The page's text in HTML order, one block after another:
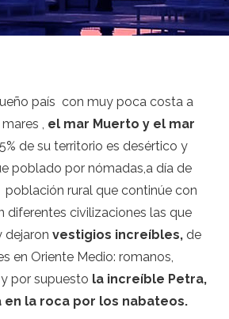
país con muy poca costa a
, el mar Muerto y el mar
de su territorio es desértico y
poblado por nómadas,a día de
rural que continúe con
diferentes civilizaciones las que
dejaron vestigios increíbles, de
en Oriente Medio: romanos,
por supuesto la increíble Petra,
la roca por los nabateos.